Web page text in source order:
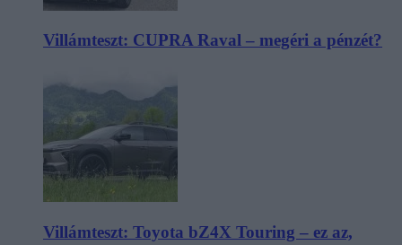
Villámteszt: CUPRA Raval – megéri a pénzét?
Villámteszt: Toyota bZ4X Touring – ez az,